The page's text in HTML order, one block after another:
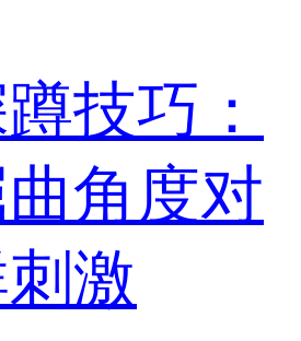
技巧：
角度对
激